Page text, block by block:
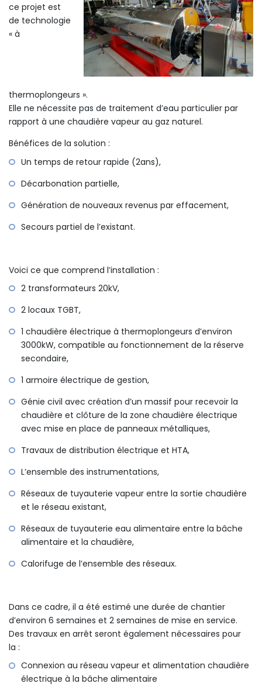
ce projet est
de technologie
« à
thermoplongeurs ».
Elle ne nécessite pas de traitement d’eau particulier par
rapport à une chaudière vapeur au gaz naturel.
Bénéfices de la solution :
Un temps de retour rapide (2ans),
Décarbonation partielle,
Génération de nouveaux revenus par effacement,
Secours partiel de l’existant.
Voici ce que comprend l’installation :
2 transformateurs 20kV,
2 locaux TGBT,
1 chaudière électrique à thermoplongeurs d’environ
3000kW, compatible au fonctionnement de la réserve
secondaire,
1 armoire électrique de gestion,
Génie civil avec création d’un massif pour recevoir la
chaudière et clôture de la zone chaudière électrique
avec mise en place de panneaux métalliques,
Travaux de distribution électrique et HTA,
L’ensemble des instrumentations,
Réseaux de tuyauterie vapeur entre la sortie chaudière
et le réseau existant,
Réseaux de tuyauterie eau alimentaire entre la bâche
alimentaire et la chaudière,
Calorifuge de l’ensemble des réseaux.
Dans ce cadre, il a été estimé une durée de chantier
d’environ 6 semaines et 2 semaines de mise en service.
Des travaux en arrêt seront également nécessaires pour
la :
Connexion au réseau vapeur et alimentation chaudière
électrique à la bâche alimentaire